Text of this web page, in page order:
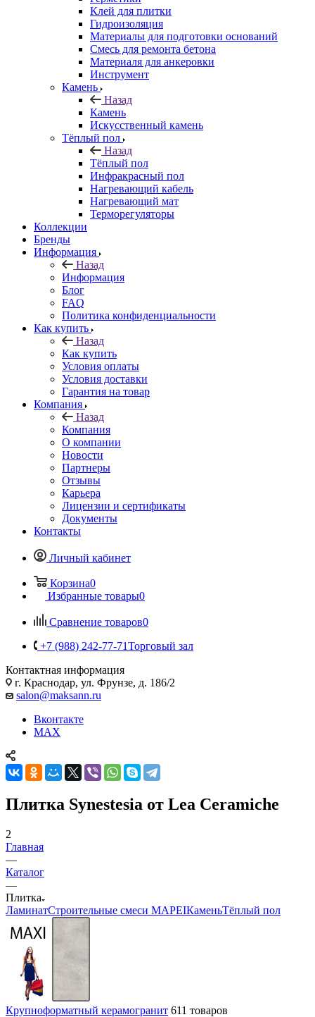
Клей для плитки
Гидроизоляция
Материалы для подготовки оснований
Смесь для ремонта бетона
Материаля для анкеровки
Инструмент
Камень
Назад
Камень
Искусственный камень
Тёплый пол
Назад
Тёплый пол
Инфракрасный пол
Нагревающий кабель
Нагревающий мат
Терморегуляторы
Коллекции
Бренды
Информация
Назад
Информация
Блог
FAQ
Политика конфиденциальности
Как купить
Назад
Как купить
Условия оплаты
Условия доставки
Гарантия на товар
Компания
Назад
Компания
О компании
Новости
Партнеры
Отзывы
Карьера
Лицензии и сертификаты
Документы
Контакты
Личный кабинет
Корзина0
Избранные товары0
Сравнение товаров0
+7 (988) 242-77-71Торговый зал
Контактная информация
г. Краснодар, ул. Фрунзе, д. 186/2
salon@maksann.ru
Вконтакте
MAX
Плитка Synestesia от Lea Ceramiche
2
Главная
—
Каталог
—
Плитка
ЛаминатСтроительные смеси MAPEIКаменьТёплый пол
Крупноформатный керамогранит 611 товаров